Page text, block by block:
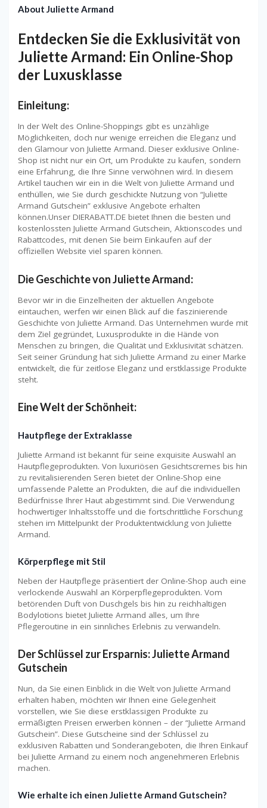
About Juliette Armand
Entdecken Sie die Exklusivität von
Juliette Armand: Ein Online-Shop
der Luxusklasse
Einleitung:
In der Welt des Online-Shoppings gibt es unzählige
Möglichkeiten, doch nur wenige erreichen die Eleganz und
den Glamour von Juliette Armand. Dieser exklusive Online-
Shop ist nicht nur ein Ort, um Produkte zu kaufen, sondern
eine Erfahrung, die Ihre Sinne verwöhnen wird. In diesem
Artikel tauchen wir ein in die Welt von Juliette Armand und
enthüllen, wie Sie durch geschickte Nutzung von “Juliette
Armand Gutschein” exklusive Angebote erhalten
können.Unser DIERABATT.DE bietet Ihnen die besten und
kostenlossten Juliette Armand Gutschein, Aktionscodes und
Rabattcodes, mit denen Sie beim Einkaufen auf der
offiziellen Website viel sparen können.
Die Geschichte von Juliette Armand:
Bevor wir in die Einzelheiten der aktuellen Angebote
eintauchen, werfen wir einen Blick auf die faszinierende
Geschichte von Juliette Armand. Das Unternehmen wurde mit
dem Ziel gegründet, Luxusprodukte in die Hände von
Menschen zu bringen, die Qualität und Exklusivität schätzen.
Seit seiner Gründung hat sich Juliette Armand zu einer Marke
entwickelt, die für zeitlose Eleganz und erstklassige Produkte
steht.
Eine Welt der Schönheit:
Hautpflege der Extraklasse
Juliette Armand ist bekannt für seine exquisite Auswahl an
Hautpflegeprodukten. Von luxuriösen Gesichtscremes bis hin
zu revitalisierenden Seren bietet der Online-Shop eine
umfassende Palette an Produkten, die auf die individuellen
Bedürfnisse Ihrer Haut abgestimmt sind. Die Verwendung
hochwertiger Inhaltsstoffe und die fortschrittliche Forschung
stehen im Mittelpunkt der Produktentwicklung von Juliette
Armand.
Körperpflege mit Stil
Neben der Hautpflege präsentiert der Online-Shop auch eine
verlockende Auswahl an Körperpflegeprodukten. Vom
betörenden Duft von Duschgels bis hin zu reichhaltigen
Bodylotions bietet Juliette Armand alles, um Ihre
Pflegeroutine in ein sinnliches Erlebnis zu verwandeln.
Der Schlüssel zur Ersparnis: Juliette Armand
Gutschein
Nun, da Sie einen Einblick in die Welt von Juliette Armand
erhalten haben, möchten wir Ihnen eine Gelegenheit
vorstellen, wie Sie diese erstklassigen Produkte zu
ermäßigten Preisen erwerben können – der “Juliette Armand
Gutschein”. Diese Gutscheine sind der Schlüssel zu
exklusiven Rabatten und Sonderangeboten, die Ihren Einkauf
bei Juliette Armand zu einem noch angenehmeren Erlebnis
machen.
Wie erhalte ich einen Juliette Armand Gutschein?